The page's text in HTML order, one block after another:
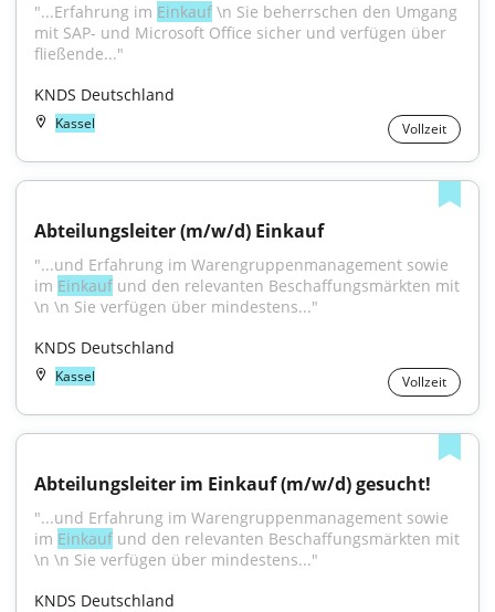
"...Erfahrung im Einkauf \n Sie beherrschen den Umgang
mit SAP- und Microsoft Office sicher und verfügen über
fließende..."
KNDS Deutschland
Kassel Vollzeit
Abteilungsleiter (m/w/d) Einkauf
"...und Erfahrung im Warengruppenmanagement sowie
im Einkauf und den relevanten Beschaffungsmärkten mit
\n \n Sie verfügen über mindestens..."
KNDS Deutschland
Kassel Vollzeit
Abteilungsleiter im Einkauf (m/w/d) gesucht!
"...und Erfahrung im Warengruppenmanagement sowie
im Einkauf und den relevanten Beschaffungsmärkten mit
\n \n Sie verfügen über mindestens..."
KNDS Deutschland